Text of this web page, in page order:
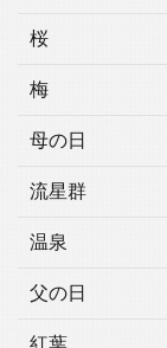
桜
梅
母の日
流星群
温泉
父の日
紅葉